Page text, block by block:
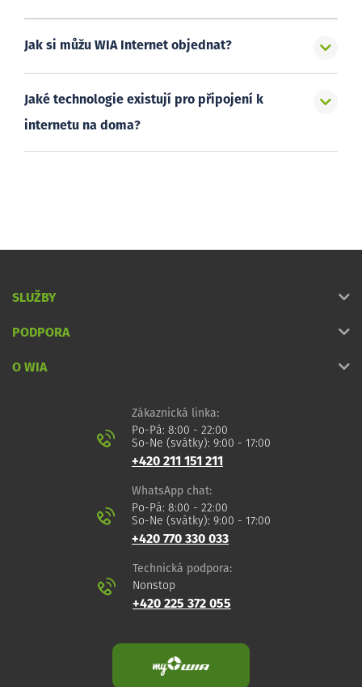
Jak si můžu WIA Internet objednat?
Jaké technologie existují pro připojení k
internetu na doma?
SLUŽBY
PODPORA
O WIA
Zákaznická linka:
Po-Pá: 8:00 - 22:00
So-Ne (svátky): 9:00 - 17:00
+420 211 151 211
WhatsApp chat:
Po-Pá: 8:00 - 22:00
So-Ne (svátky): 9:00 - 17:00
+420 770 330 033
Technická podpora:
Nonstop
+420 225 372 055